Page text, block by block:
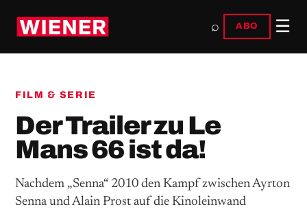
⌕ ABO ☰
FILM & SERIE
Der Trailer zu Le
Mans 66 ist da!
Nachdem „Senna“ 2010 den Kampf zwischen Ayrton
Senna und Alain Prost auf die Kinoleinwand